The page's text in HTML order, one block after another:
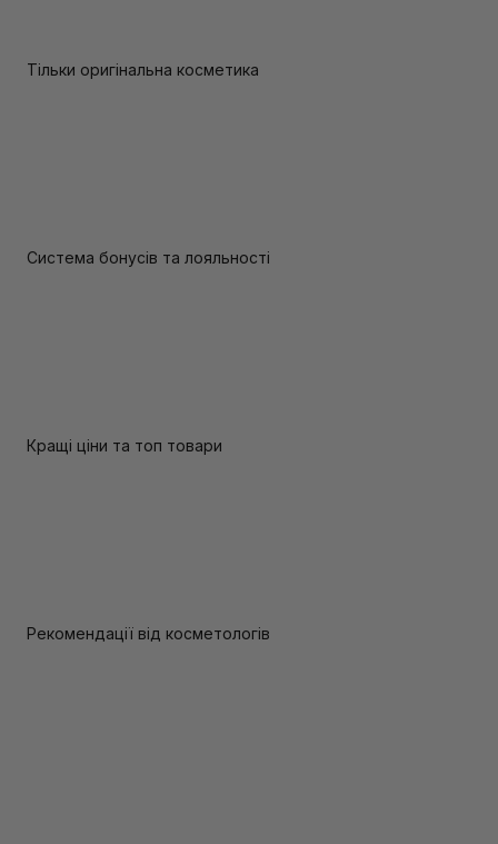
Тільки оригінальна косметика
Система бонусів та лояльності
Кращі ціни та топ товари
Рекомендації від косметологів